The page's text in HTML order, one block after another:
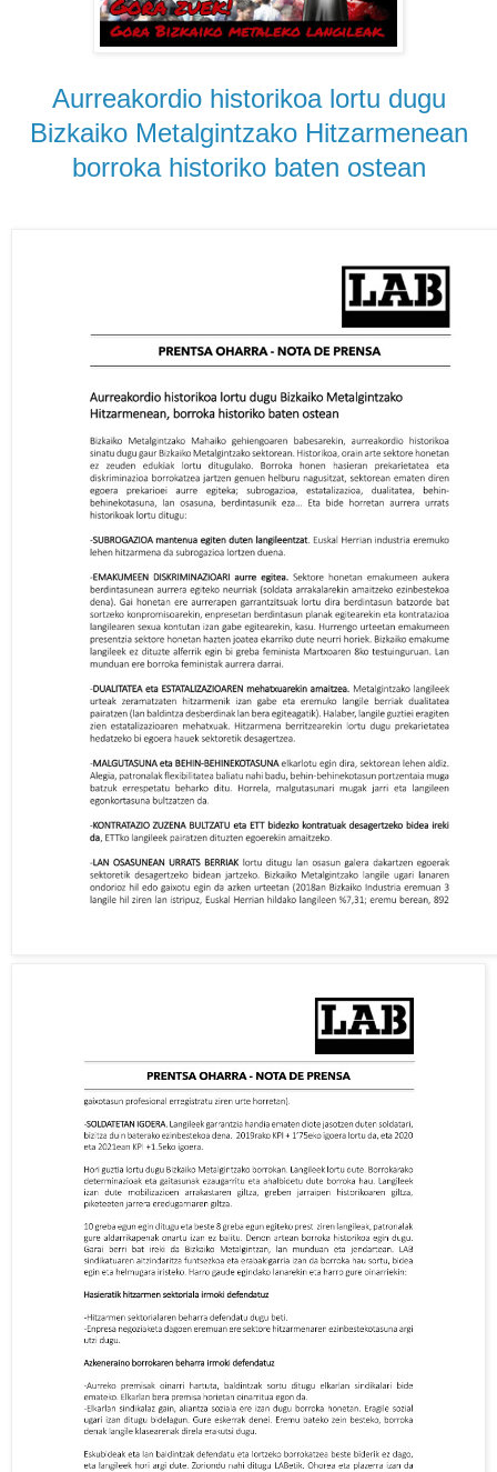
Aurreakordio historikoa lortu dugu
Bizkaiko Metalgintzako Hitzarmenean
borroka historiko baten ostean